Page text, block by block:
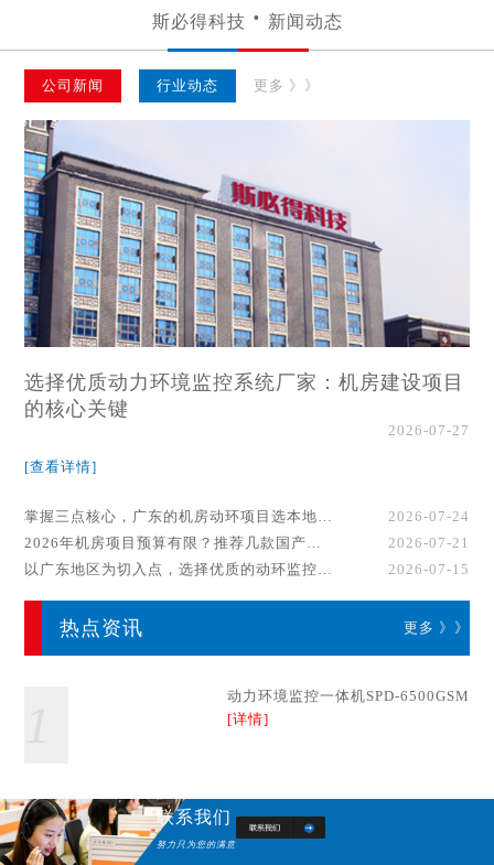
斯必得科技 新闻动态
公司新闻 行业动态 更多 》》
选择优质动力环境监控系统厂家：机房建设项目
的核心关键
2026-07-27
[查看详情]
掌握三点核心，广东的机房动环项目选本地厂家事半功倍！
2026-07-24
2026年机房项目预算有限？推荐几款国产动环监控系统品牌
2026-07-21
以广东地区为切入点，选择优质的动环监控系统厂家
2026-07-15
热点资讯 更多 》》
动力环境监控一体机SPD-6500GSM
[详情]
联系我们
努力只为您的满意